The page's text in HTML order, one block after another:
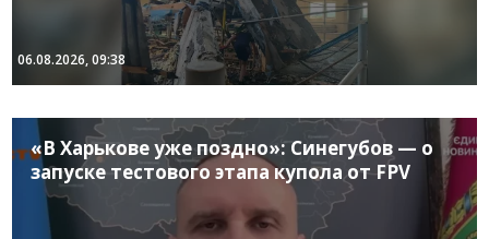
06.08.2026, 09:38
«В Харькове уже поздно»: Синегубов — о
запуске тестового этапа купола от FPV